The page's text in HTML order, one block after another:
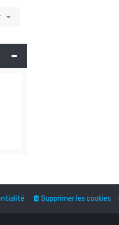
Supprimer les cookies